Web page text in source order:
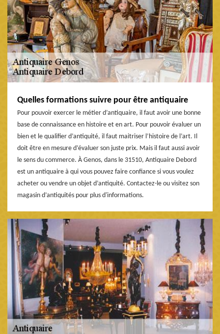
Quelles formations suivre pour être antiquaire
Pour pouvoir exercer le métier d’antiquaire, il faut avoir une bonne
base de connaissance en histoire et en art. Pour pouvoir évaluer un
bien et le qualifier d’antiquité, il faut maitriser l’histoire de l’art. Il
doit être en mesure d’évaluer son juste prix. Mais il faut aussi avoir
le sens du commerce. À Genos, dans le 31510, Antiquaire Debord
est un antiquaire à qui vous pouvez faire confiance si vous voulez
acheter ou vendre un objet d’antiquité. Contactez-le ou visitez son
magasin d’antiquités pour plus d'informations.